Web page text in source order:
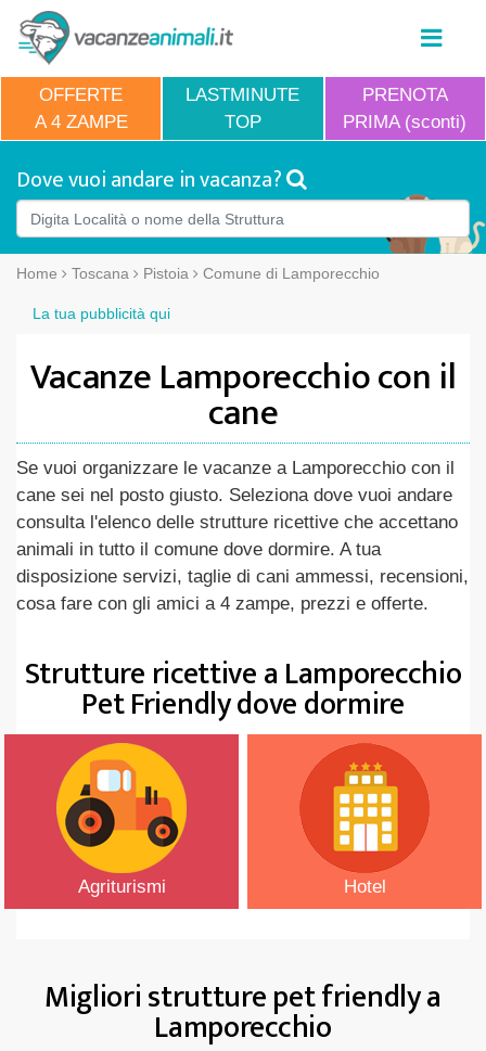
OFFERTE
A 4 ZAMPE
LASTMINUTE
TOP
PRENOTA
PRIMA (sconti)
Dove vuoi andare in vacanza?
Home Toscana Pistoia Comune di Lamporecchio
La tua pubblicità qui
Vacanze Lamporecchio con il
cane
Se vuoi organizzare le vacanze a Lamporecchio con il
cane sei nel posto giusto. Seleziona dove vuoi andare
consulta l'elenco delle strutture ricettive che accettano
animali in tutto il comune dove dormire. A tua
disposizione servizi, taglie di cani ammessi, recensioni,
cosa fare con gli amici a 4 zampe, prezzi e offerte.
Strutture ricettive a Lamporecchio
Pet Friendly dove dormire
Agriturismi Hotel
Migliori strutture pet friendly a
Lamporecchio